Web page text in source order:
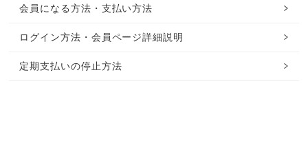
会員になる方法・支払い方法
ログイン方法・会員ページ詳細説明
定期支払いの停止方法